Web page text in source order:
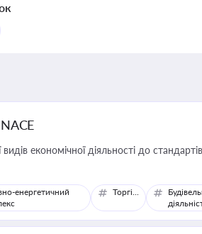
економічної діяльності до
енергетичний
Торгівля